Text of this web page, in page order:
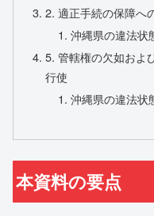
2. 適正手続の保障へ
沖縄県の違法状
5. 管轄権の欠如およ
行使
沖縄県の違法状
本資料の要点